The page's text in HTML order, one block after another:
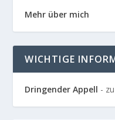
Mehr über mich
WICHTIGE
Dringender Appell -